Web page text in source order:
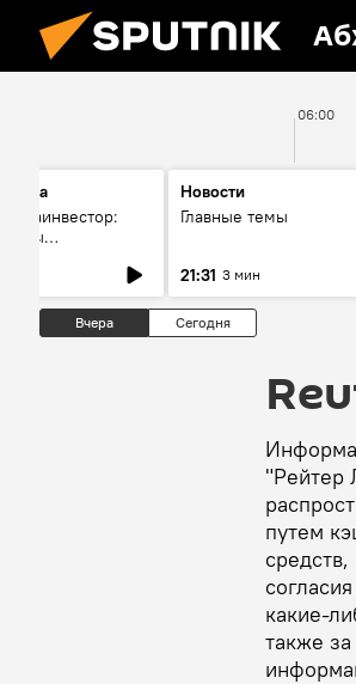
06:00
ма аинвестор:
Новости
Главные темы
21:31 3 мин
Вчера Сегодня
"Рейтер
путем
какие-
также